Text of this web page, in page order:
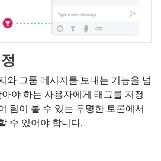
와 그룹 메시지를 보내는 기능을 넘
야 하는 사용자에게 태그를 지정
팀이 볼 수 있는 투명한 토론에서
수 있어야 합니다.